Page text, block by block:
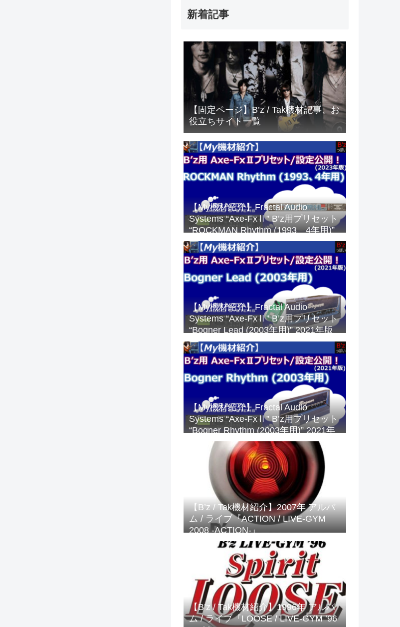
新着記事
【固定ページ】B’z / Tak機材記事、お
役立ちサイト一覧
【My機材紹介】Fractal Audio
Systems “Axe-FxⅡ” B’z用プリセット
“ROCKMAN Rhythm (1993、4年用)”
2023年版
【My機材紹介】Fractal Audio
Systems “Axe-FxⅡ” B’z用プリセット
“Bogner Lead (2003年用)” 2021年版
【My機材紹介】Fractal Audio
Systems “Axe-FxⅡ” B’z用プリセット
“Bogner Rhythm (2003年用)” 2021年
【B’z / Tak機材紹介】2007年 アルバ
ム / ライブ『ACTION / LIVE-GYM
2008 -ACTION-』
【B’z / Tak機材紹介】1996年 アルバ
ム / ライブ『LOOSE / LIVE-GYM ’96